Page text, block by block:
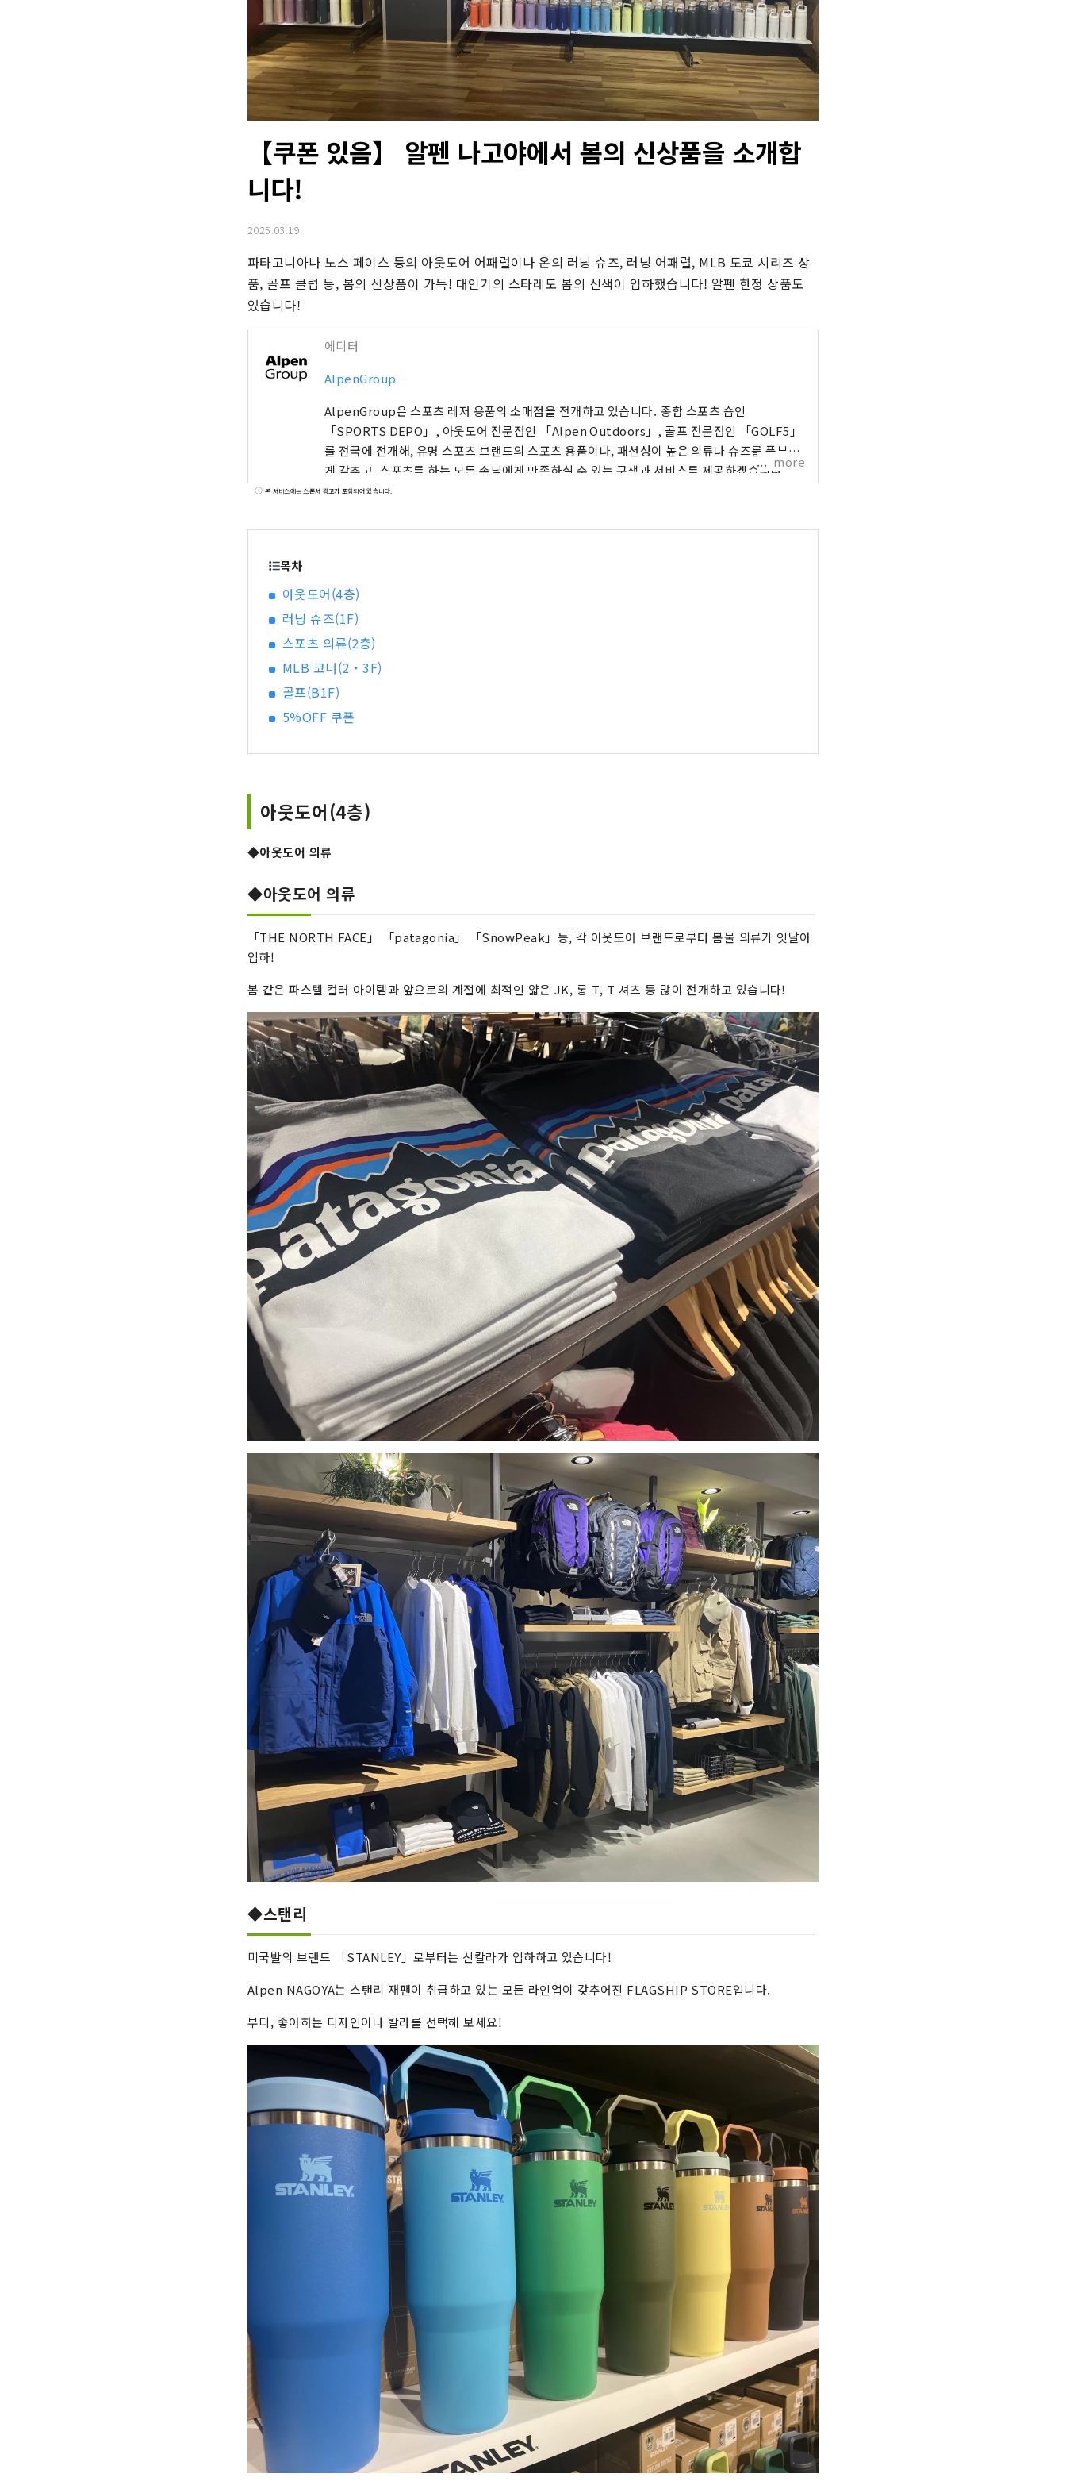
【쿠폰 있음】 알펜 나고야에서 봄의 신상품을 소개합
니다!
2025.03.19
파타고니아나 노스 페이스 등의 아웃도어 어패럴이나 온의 러닝 슈즈, 러닝 어패럴, MLB 도쿄 시리즈 상
품, 골프 클럽 등, 봄의 신상품이 가득! 대인기의 스타레도 봄의 신색이 입하했습니다! 알펜 한정 상품도
있습니다!
에디터
AlpenGroup
AlpenGroup은 스포츠 레저 용품의 소매점을 전개하고 있습니다. 종합 스포츠 숍인
「SPORTS DEPO」, 아웃도어 전문점인 「Alpen Outdoors」, 골프 전문점인 「GOLF5」
를 전국에 전개해, 유명 스포츠 브랜드의 스포츠 용품이나, 패션성이 높은 의류나 슈즈를 풍부하
게 갖추고, 스포츠를 하는 모든 손님에게 만족하실 수 있는 구색과 서비스를 제공하겠습니다.
more
본 서비스에는 스폰서 광고가 포함되어 있습니다.
목차
아웃도어(4층)
러닝 슈즈(1F)
스포츠 의류(2층)
MLB 코너(2・3F)
골프(B1F)
5%OFF 쿠폰
아웃도어(4층)
◆아웃도어 의류
◆아웃도어 의류
「THE NORTH FACE」 「patagonia」 「SnowPeak」등, 각 아웃도어 브랜드로부터 봄물 의류가 잇달아
입하!
봄 같은 파스텔 컬러 아이템과 앞으로의 계절에 최적인 얇은 JK, 롱 T, T 셔츠 등 많이 전개하고 있습니다!
◆스탠리
미국발의 브랜드 「STANLEY」로부터는 신칼라가 입하하고 있습니다!
Alpen NAGOYA는 스탠리 재팬이 취급하고 있는 모든 라인업이 갖추어진 FLAGSHIP STORE입니다.
부디, 좋아하는 디자인이나 칼라를 선택해 보세요!